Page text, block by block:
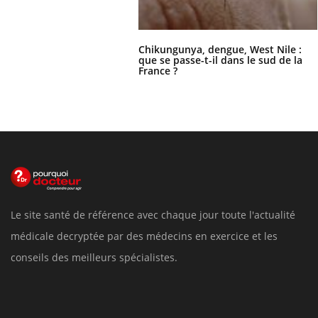
Chikungunya, dengue, West Nile :
que se passe-t-il dans le sud de la
France ?
Le site santé de référence avec chaque jour toute l'actualité
médicale decryptée par des médecins en exercice et les
conseils des meilleurs spécialistes.